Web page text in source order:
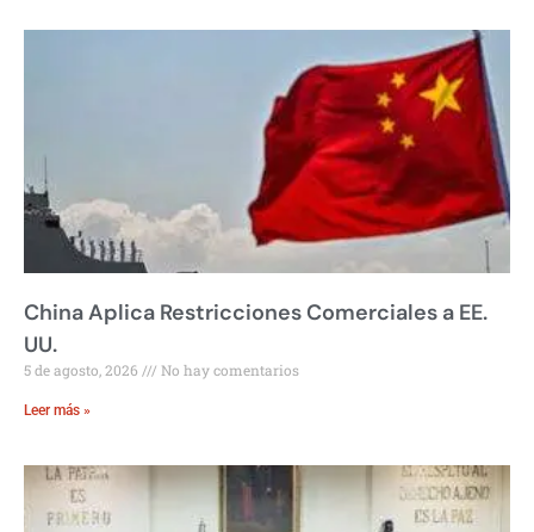
China Aplica Restricciones Comerciales a EE.
UU.
5 de agosto, 2026 No hay comentarios
Leer más »